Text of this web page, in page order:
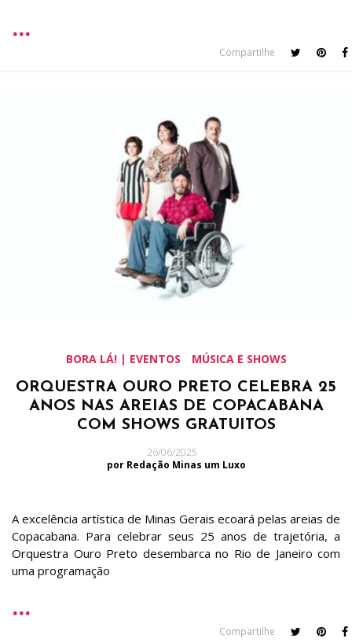
Compartilhe
BORA LÁ! | EVENTOS MÚSICA E SHOWS
ORQUESTRA OURO PRETO CELEBRA 25
ANOS NAS AREIAS DE COPACABANA
COM SHOWS GRATUITOS
26/06/2025
por Redação Minas um Luxo
A excelência artística de Minas Gerais ecoará pelas areias de
Copacabana. Para celebrar seus 25 anos de trajetória, a
Orquestra Ouro Preto desembarca no Rio de Janeiro com
uma programação
Compartilhe